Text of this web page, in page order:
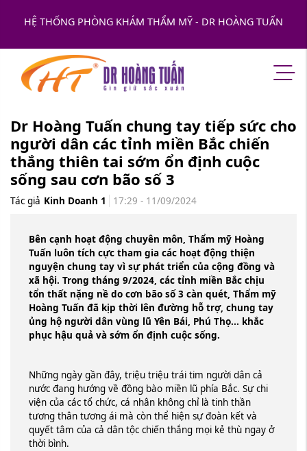
HỆ THỐNG PHÒNG KHÁM THẨM MỸ - DR HOÀNG TUẤN
Dr Hoàng Tuấn chung tay tiếp sức cho
người dân các tỉnh miền Bắc chiến
thắng thiên tai sớm ổn định cuộc
sống sau cơn bão số 3
Tác giả Kinh Doanh 1 17:29 - 11/09/2024
Bên cạnh hoạt động chuyên môn, Thẩm mỹ Hoàng
Tuấn luôn tích cực tham gia các hoạt động thiện
nguyện chung tay vì sự phát triển của cộng đồng và
xã hội. Trong tháng 9/2024, các tỉnh miền Bắc chịu
tổn thất nặng nề do cơn bão số 3 càn quét, Thẩm mỹ
Hoàng Tuấn đã kịp thời lên đường hỗ trợ, chung tay
ủng hộ người dân vùng lũ Yên Bái, Phú Thọ... khắc
phục hậu quả và sớm ổn định cuộc sống.
Những ngày gần đây, triệu triệu trái tim người dân cả
nước đang hướng về đồng bào miền lũ phía Bắc. Sự chi
viện của các tổ chức, cá nhân không chỉ là tinh thần
tương thân tương ái mà còn thể hiện sự đoàn kết và
quyết tâm của cả dân tộc chiến thắng mọi kẻ thù ngay ở
thời bình.